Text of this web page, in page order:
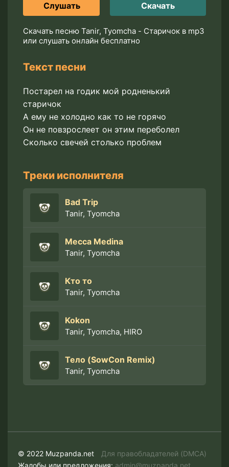
Слушать Скачать
Скачать песню Tanir, Tyomcha - Старичок в mp3
или слушать онлайн бесплатно
Текст песни
Постарел на годик мой родненький
старичок
А ему не холодно как то не горячо
Он не повзрослеет он этим переболел
Сколько свечей столько проблем
Треки исполнителя
Bad Trip
Tanir, Tyomcha
Mecca Medina
Tanir, Tyomcha
Кто то
Tanir, Tyomcha
Kokon
Tanir, Tyomcha, HIRO
Тело (SowCon Remix)
Tanir, Tyomcha
© 2022 Muzpanda.net
Для правобладателей (DMCA)
Жалобы или предложения: admin@muzpanda.net